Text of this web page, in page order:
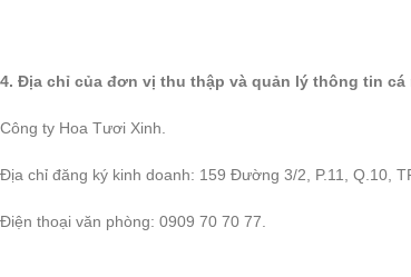
4. Địa chỉ của đơn vị thu thập và quản lý thông tin cá
Công ty Hoa Tươi Xinh.
Địa chỉ đăng ký kinh doanh: 159 Đường 3/2, P.11, Q.10,
Điện thoại văn phòng: 0909 70 70 77.